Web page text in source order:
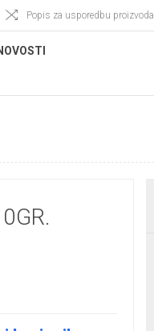
Popis za usporedbu proizvoda